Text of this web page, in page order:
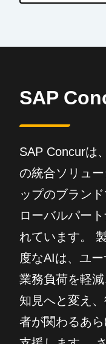
SAP
SAP Concurは
の統合ソリュ
ップのブラン
ローバルパー
れています。
度なAIは、ユー
業務負荷を軽
知見へと変え
者が関わるあ